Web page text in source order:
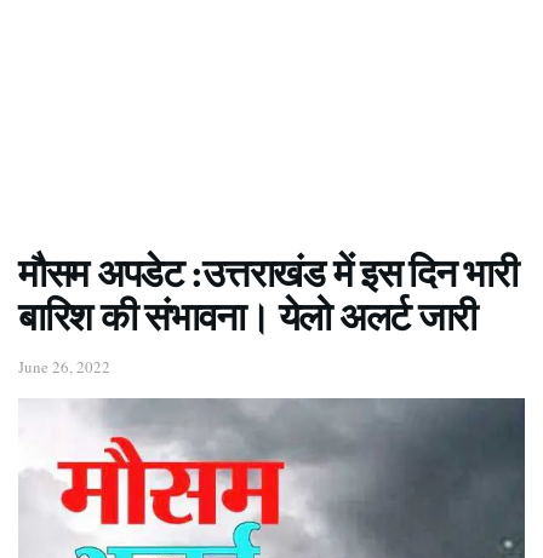
मौसम अपडेट :उत्तराखंड में इस दिन भारी
बारिश की संभावना। येलो अलर्ट जारी
June 26, 2022